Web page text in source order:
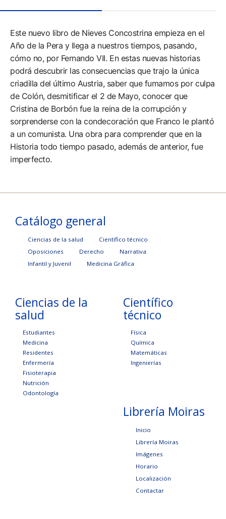
Este nuevo libro de Nieves Concostrina empieza en el
Año de la Pera y llega a nuestros tiempos, pasando,
cómo no, por Fernando VII. En estas nuevas historias
podrá descubrir las consecuencias que trajo la única
criadilla del último Austria, saber que fumamos por culpa
de Colón, desmitificar el 2 de Mayo, conocer que
Cristina de Borbón fue la reina de la corrupción y
sorprenderse con la condecoración que Franco le plantó
a un comunista. Una obra para comprender que en la
Historia todo tiempo pasado, además de anterior, fue
imperfecto.
Catálogo general
Ciencias de la salud
Científico técnico
Oposiciones
Derecho
Narrativa
Infantil y Juvenil
Medicina Gráfica
Ciencias de la
salud
Estudiantes
Medicina
Residentes
Enfermería
Fisioterapia
Nutrición
Odontología
Científico
técnico
Física
Química
Matemáticas
Ingenierías
Librería Moiras
Inicio
Librería Moiras
Imágenes
Horario
Localización
Contactar